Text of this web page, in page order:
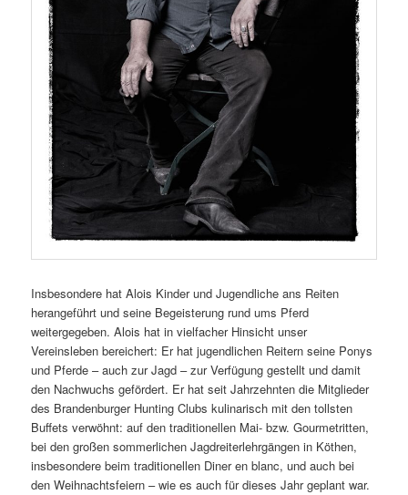
Insbesondere hat Alois Kinder und Jugendliche ans Reiten
herangeführt und seine Begeisterung rund ums Pferd
weitergegeben. Alois hat in vielfacher Hinsicht unser
Vereinsleben bereichert: Er hat jugendlichen Reitern seine Ponys
und Pferde – auch zur Jagd – zur Verfügung gestellt und damit
den Nachwuchs gefördert. Er hat seit Jahrzehnten die Mitglieder
des Brandenburger Hunting Clubs kulinarisch mit den tollsten
Buffets verwöhnt: auf den traditionellen Mai- bzw. Gourmetritten,
bei den großen sommerlichen Jagdreiterlehrgängen in Köthen,
insbesondere beim traditionellen Diner en blanc, und auch bei
den Weihnachtsfeiern – wie es auch für dieses Jahr geplant war.